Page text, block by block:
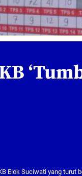
Elok Suciwati yang